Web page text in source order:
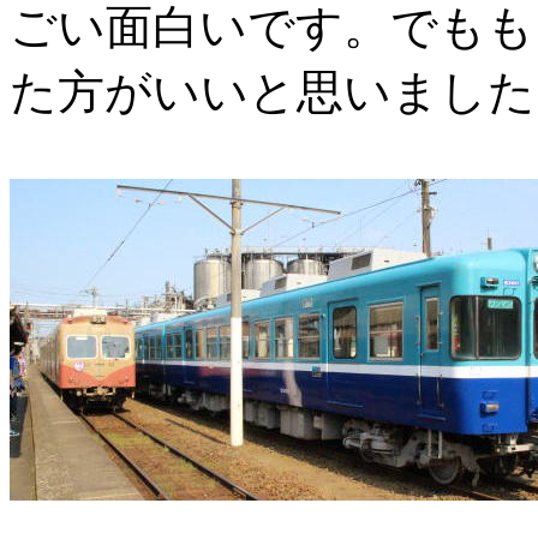
ごい面白いです。でも
た方がいいと思いまし